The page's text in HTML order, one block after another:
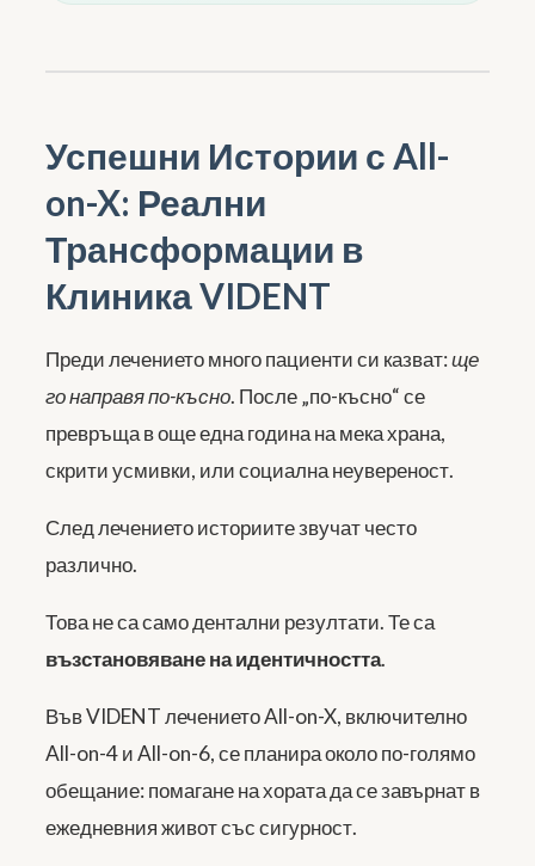
Успешни Истории с All-
on-X: Реални
Трансформации в
Клиника VIDENT
Преди лечението много пациенти си казват:ще
го направя по-късно. После „по-късно“ се
превръща в още една година на мека храна,
скрити усмивки, или социална неувереност.
След лечението историите звучат често
различно.
Това не са само дентални резултати. Те са
възстановяване на идентичността.
Във VIDENT лечението All-on-X, включително
All-on-4 и All-on-6, се планира около по-голямо
обещание: помагане на хората да се завърнат в
ежедневния живот със сигурност.